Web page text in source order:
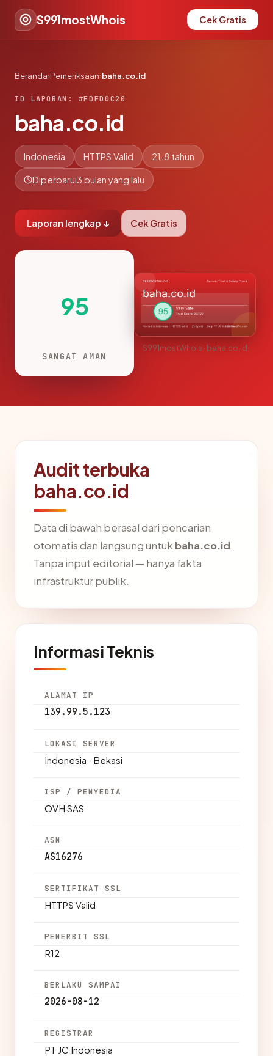
S991mostWhois Cek Gratis
Beranda›Pemeriksaan›baha.co.id
ID LAPORAN: #FDFD0C20
baha.co.id
Indonesia HTTPS Valid 21.8 tahun
Diperbarui3 bulan yang lalu
Laporan lengkap ↓ Cek Gratis
95
SANGAT AMAN
S991mostWhois · baha.co.id
Audit terbuka
baha.co.id
Data di bawah berasal dari pencarian
otomatis dan langsung untuk baha.co.id.
Tanpa input editorial — hanya fakta
infrastruktur publik.
Informasi Teknis
ALAMAT IP
139.99.5.123
LOKASI SERVER
Indonesia · Bekasi
ISP / PENYEDIA
OVH SAS
ASN
AS16276
SERTIFIKAT SSL
HTTPS Valid
PENERBIT SSL
R12
BERLAKU SAMPAI
2026-08-12
REGISTRAR
PT JC Indonesia